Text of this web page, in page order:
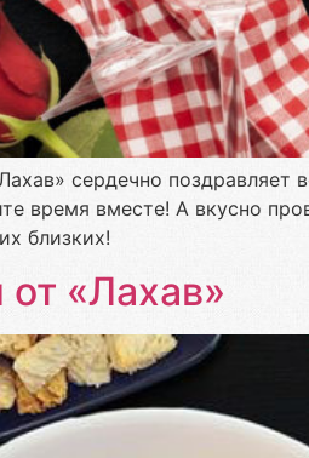
сердечно
время вместе! А вкусно
близких!
«Лахав»